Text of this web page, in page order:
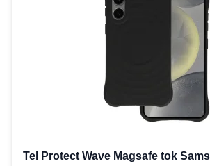
Tel Protect Wave Magsafe tok